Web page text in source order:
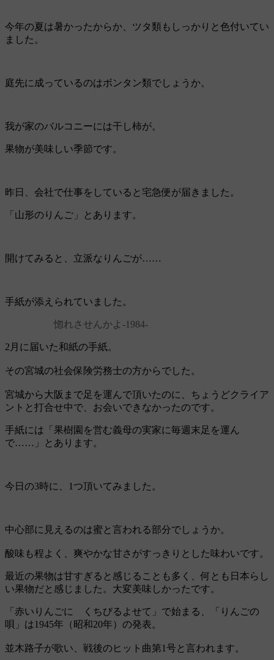
今年の夏は暑かったからか、ツタ類もしっかりと色付いてい
ました。
庭先に成っているのはボンタン類でしょうか。
我が家のバルコニーには干し柿が。
果物が美味しい季節です。
昨日、会社で仕事をしていると宅急便が届きました。
「山形のりんご」とあります。
開けてみると、立派なりんごが……
手紙が添えられていました。
惚れさせんかよ‐1984‐
2月に届いた和紙の手紙。
その宮城の社会保険労務士の方からでした。
宮城から大阪まで足を運んで頂いたのに、ちょうどクライア
ントと打合せ中で、お会いできなかったのです。
手紙には「果樹園を営む義母の実家に毎週末足を運ん
で……」とあります。
今日の3時に、1つ頂いてみました。
中心部に見えるのは蜜と言われる部分でしょうか。
酸味も程よく、爽やかな甘さがすっきりとした味わいです。
最近の果物は甘すぎると感じることも多く、何とも日本らし
い果物だと感じました。大変美味しかったです。
「赤いりんごに くちびるよせて」で始まる、「りんごの
唄」は1945年（昭和20年）の発表。
並木路子が歌い、戦後のヒット曲第1号と言われます。